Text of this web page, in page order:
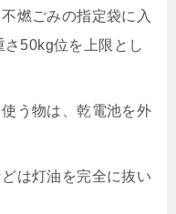
燃ごみの指定袋に入
50kg位を上限とし
う物は、乾電池を外
は灯油を完全に抜い